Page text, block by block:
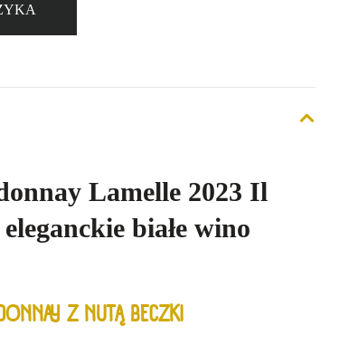
Lamelle 2023 Il
białe wino
Z NUTĄ BECZKI